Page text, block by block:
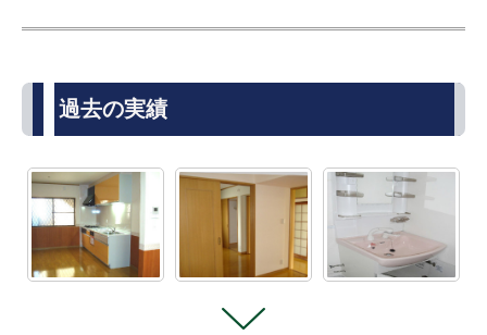
過去の実績